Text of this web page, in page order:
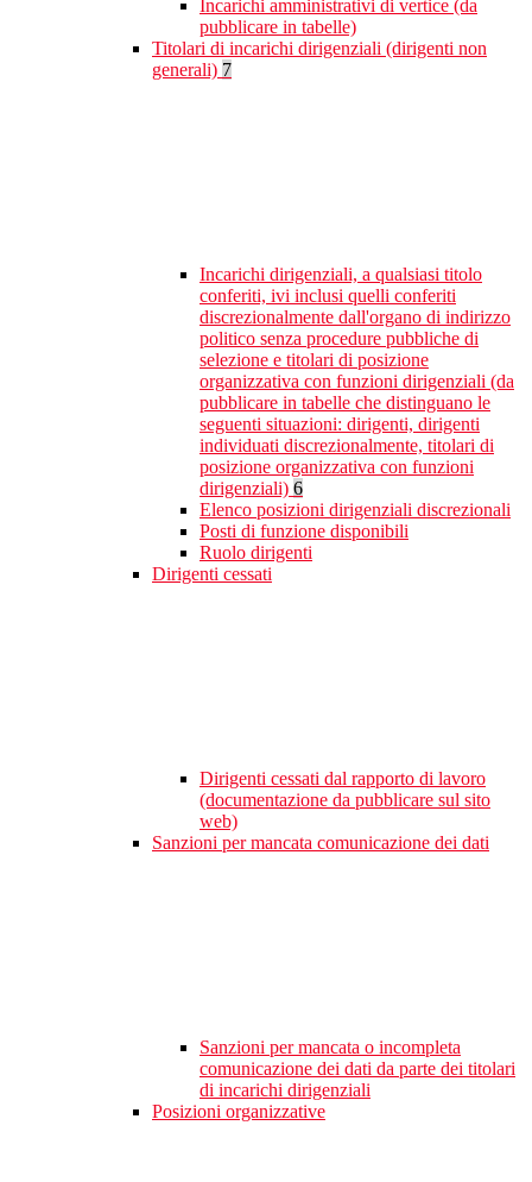
Incarichi amministrativi di vertice (da
pubblicare in tabelle)
Titolari di incarichi dirigenziali (dirigenti non
generali) 7
Incarichi dirigenziali, a qualsiasi titolo
conferiti, ivi inclusi quelli conferiti
discrezionalmente dall'organo di indirizzo
politico senza procedure pubbliche di
selezione e titolari di posizione
organizzativa con funzioni dirigenziali (da
pubblicare in tabelle che distinguano le
seguenti situazioni: dirigenti, dirigenti
individuati discrezionalmente, titolari di
posizione organizzativa con funzioni
dirigenziali) 6
Elenco posizioni dirigenziali discrezionali
Posti di funzione disponibili
Ruolo dirigenti
Dirigenti cessati
Dirigenti cessati dal rapporto di lavoro
(documentazione da pubblicare sul sito
web)
Sanzioni per mancata comunicazione dei dati
Sanzioni per mancata o incompleta
comunicazione dei dati da parte dei titolari
di incarichi dirigenziali
Posizioni organizzative